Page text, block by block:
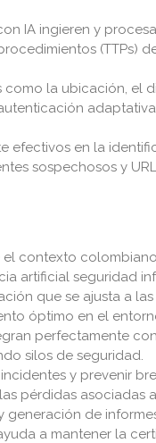
IA ingieren y
(TTPs)
la ubicación, el
efectivos en la
sospechosos y
contexto
artificial seguridad
que se ajusta a
óptimo en el
perfectamente
silos de seguridad.
y prevenir
pérdidas asociadas
generación de
a mantener la